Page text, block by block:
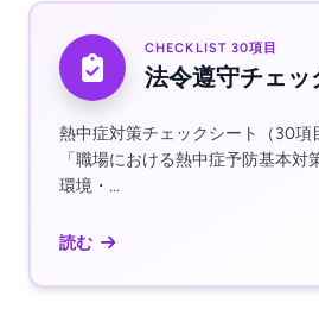
CHECKLIST 30項目
法令遵守チェッ
熱中症対策チェックシート（30項
「職場における熱中症予防基本対
環境・...
読む